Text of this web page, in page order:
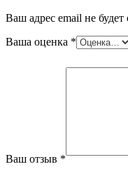
Ваш адрес email не будет
Ваша оценка *
Ваш отзыв *